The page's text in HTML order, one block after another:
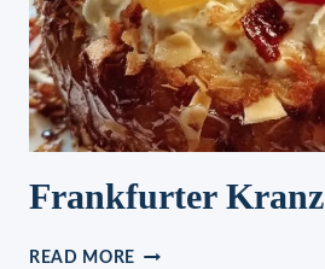
Frankfurter Kranz
READ MORE FRANKFURTER